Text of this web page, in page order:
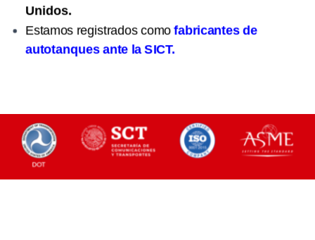
Unidos.
Estamos registrados comofabricantes de
autotanques ante la SICT.